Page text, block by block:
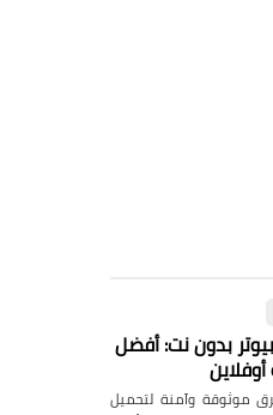
بدون نت: أفضل
موثوقة وآمنة لتحميل